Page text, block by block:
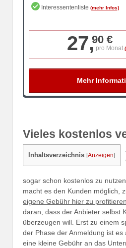
Interessentenliste
27,90 €
pro Monat
Vieles kostenlos
Inhaltsverzeichnis [Anzeigen]
sogar schon kostenlos zu
macht es den Kunden möglich,
eigene Gebühr hier zu profitieren
daran, dass der Anbieter selbst
überzeugen will. Erst zu einem
der Phase der Anmeldung ist
eine kleine Gebühr an das